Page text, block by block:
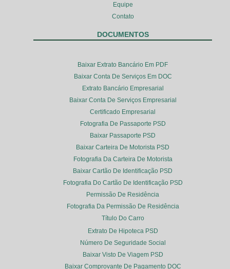
Equipe
Contato
DOCUMENTOS
Baixar Extrato Bancário Em PDF
Baixar Conta De Serviços Em DOC
Extrato Bancário Empresarial
Baixar Conta De Serviços Empresarial
Certificado Empresarial
Fotografia De Passaporte PSD
Baixar Passaporte PSD
Baixar Carteira De Motorista PSD
Fotografia Da Carteira De Motorista
Baixar Cartão De Identificação PSD
Fotografia Do Cartão De Identificação PSD
Permissão De Residência
Fotografia Da Permissão De Residência
Título Do Carro
Extrato De Hipoteca PSD
Número De Seguridade Social
Baixar Visto De Viagem PSD
Baixar Comprovante De Pagamento DOC